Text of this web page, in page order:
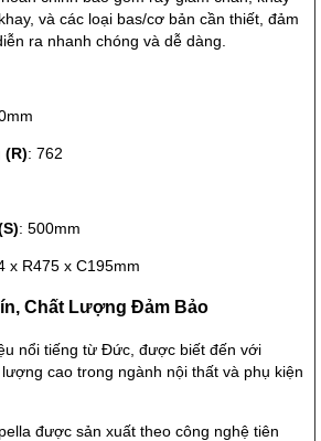
và các loại bas/cơ bản cần thiết, đảm
ra nhanh chóng và dễ dàng.
: 762
: 500mm
x R475 x C195mm
Chất Lượng Đảm Bảo
nổi tiếng từ Đức, được biết đến với
cao trong ngành nội thất và phụ kiện
được sản xuất theo công nghệ tiên